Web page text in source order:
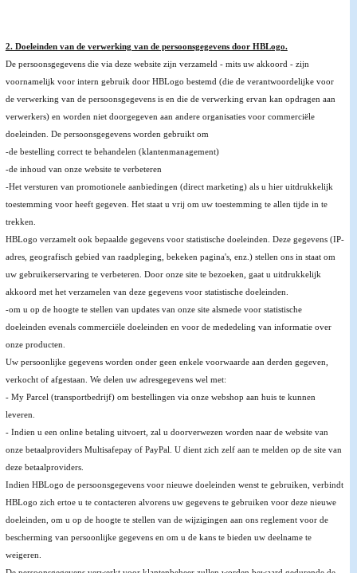
2. Doeleinden van de verwerking van de persoonsgegevens door HBLogo.
De persoonsgegevens die via deze website zijn verzameld - mits uw akkoord - zijn
voornamelijk voor intern gebruik door HBLogo bestemd (die de verantwoordelijke voor
de verwerking van de persoonsgegevens is en die de verwerking ervan kan opdragen aan
verwerkers) en worden niet doorgegeven aan andere organisaties voor commerciële
doeleinden. De persoonsgegevens worden gebruikt om
-de bestelling correct te behandelen (klantenmanagement)
-de inhoud van onze website te verbeteren
-Het versturen van promotionele aanbiedingen (direct marketing) als u hier uitdrukkelijk
toestemming voor heeft gegeven. Het staat u vrij om uw toestemming te allen tijde in te
trekken.
HBLogo verzamelt ook bepaalde gegevens voor statistische doeleinden. Deze gegevens (IP-
adres, geografisch gebied van raadpleging, bekeken pagina's, enz.) stellen ons in staat om
uw gebruikerservaring te verbeteren. Door onze site te bezoeken, gaat u uitdrukkelijk
akkoord met het verzamelen van deze gegevens voor statistische doeleinden.
-om u op de hoogte te stellen van updates van onze site alsmede voor statistische
doeleinden evenals commerciële doeleinden en voor de mededeling van informatie over
onze producten.
Uw persoonlijke gegevens worden onder geen enkele voorwaarde aan derden gegeven,
verkocht of afgestaan. We delen uw adresgegevens wel met:
- My Parcel (transportbedrijf) om bestellingen via onze webshop aan huis te kunnen
leveren.
- Indien u een online betaling uitvoert, zal u doorverwezen worden naar de website van
onze betaalproviders Multisafepay of PayPal. U dient zich zelf aan te melden op de site van
deze betaalproviders.
Indien HBLogo de persoonsgegevens voor nieuwe doeleinden wenst te gebruiken, verbindt
HBLogo zich ertoe u te contacteren alvorens uw gegevens te gebruiken voor deze nieuwe
doeleinden, om u op de hoogte te stellen van de wijzigingen aan ons reglement voor de
bescherming van persoonlijke gegevens en om u de kans te bieden uw deelname te
weigeren.